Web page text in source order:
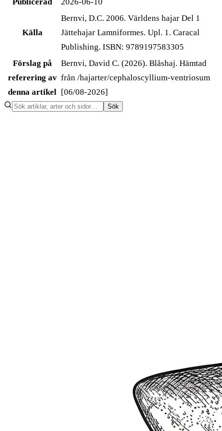
Källa
Bernvi, D.C. 2006. Världens hajar Del 1
Jättehajar Lamniformes. Upl. 1. Caracal
Publishing. ISBN: 9789197583305
Förslag på
referering av
denna artikel
Bernvi, David C. (2026). Blåshaj. Hämtad
från /hajarter/cephaloscyllium-ventriosum
[06/08-2026]
Sök